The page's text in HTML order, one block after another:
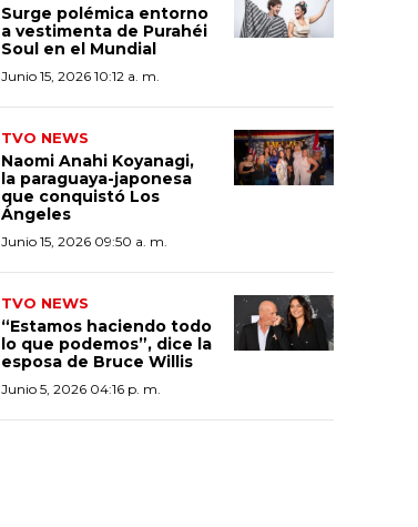
Surge polémica entorno
a vestimenta de Purahéi
Soul en el Mundial
Junio 15, 2026 10:12 a. m.
TVO NEWS
Naomi Anahi Koyanagi,
la paraguaya-japonesa
que conquistó Los
Ángeles
Junio 15, 2026 09:50 a. m.
TVO NEWS
“Estamos haciendo todo
lo que podemos”, dice la
esposa de Bruce Willis
Junio 5, 2026 04:16 p. m.